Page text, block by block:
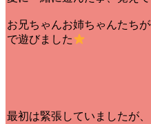
お兄ちゃんお姉ちゃんたち
で遊びました
最初は緊張していましたが